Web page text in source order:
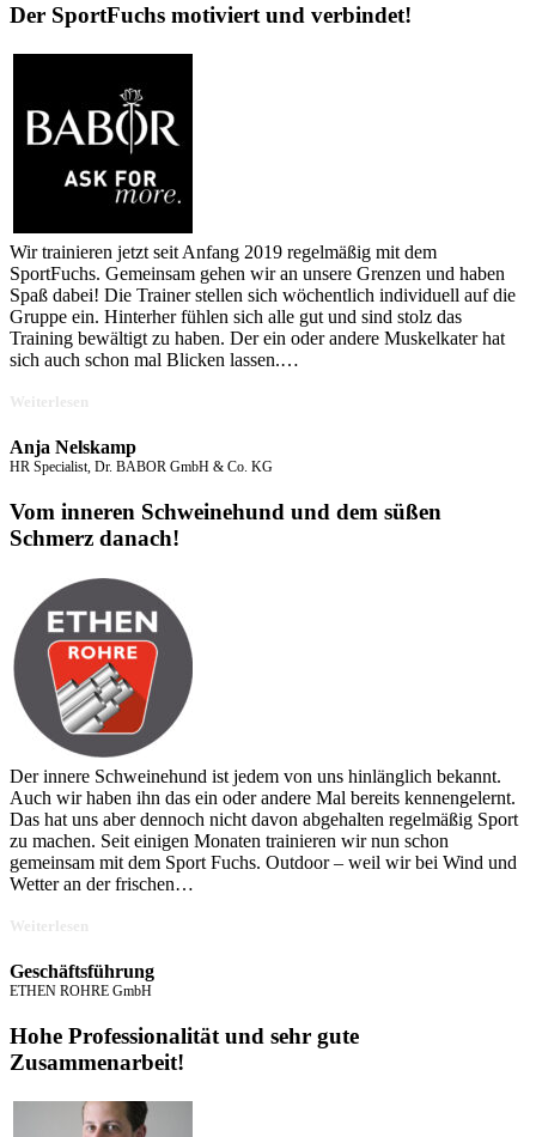
Der SportFuchs motiviert und verbindet!
Wir trainieren jetzt seit Anfang 2019 regelmäßig mit dem
SportFuchs. Gemeinsam gehen wir an unsere Grenzen und haben
Spaß dabei! Die Trainer stellen sich wöchentlich individuell auf die
Gruppe ein. Hinterher fühlen sich alle gut und sind stolz das
Training bewältigt zu haben. Der ein oder andere Muskelkater hat
sich auch schon mal Blicken lassen.…
und
verbindet!“
Anja Nelskamp
HR Specialist, Dr. BABOR GmbH & Co. KG
Vom inneren Schweinehund und dem süßen
Schmerz danach!
Der innere Schweinehund ist jedem von uns hinlänglich bekannt.
Auch wir haben ihn das ein oder andere Mal bereits kennengelernt.
Das hat uns aber dennoch nicht davon abgehalten regelmäßig Sport
zu machen. Seit einigen Monaten trainieren wir nun schon
gemeinsam mit dem Sport Fuchs. Outdoor – weil wir bei Wind und
Wetter an der frischen…
und
dem
Schmerz
danach!“
Geschäftsführung
ETHEN ROHRE GmbH
Hohe Professionalität und sehr gute
Zusammenarbeit!